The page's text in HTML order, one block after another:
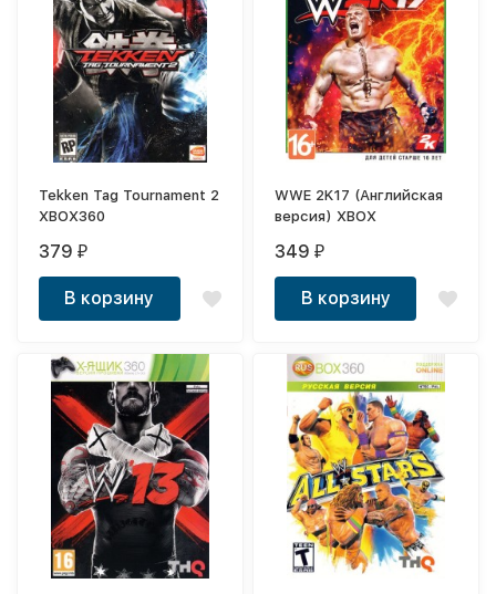
Tekken Tag Tournament 2
XBOX360
379₽
В корзину
WWE 2K17 (Английская
версия) XBOX
349₽
В корзину